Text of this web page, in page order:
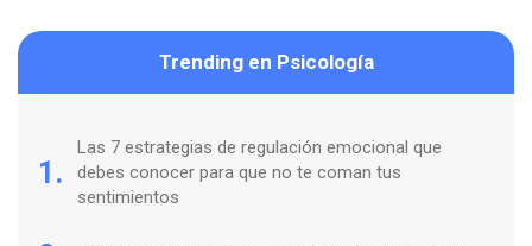
Trending en Psicología
1.
Las 7 estrategias de regulación emocional que
debes conocer para que no te coman tus
sentimientos